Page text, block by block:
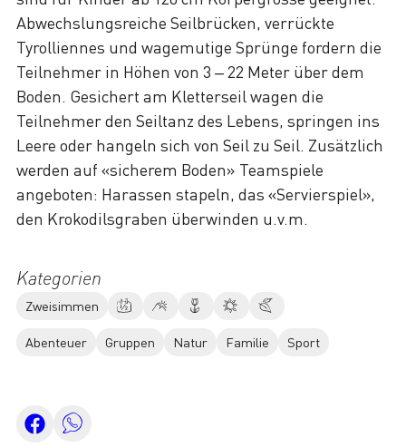
Kategorien
Zweisimmen
Abenteuer Gruppen Natur Familie Sport
Abwechslungsreiche Seilbrücken, verrückte
Tyrolliennes und wagemutige Sprünge fordern die
Teilnehmer in Höhen von 3 – 22 Meter über dem
Boden. Gesichert am Kletterseil wagen die
Teilnehmer den Seiltanz des Lebens, springen ins
Leere oder hangeln sich von Seil zu Seil. Zusätzlich
werden auf «sicherem Boden» Teamspiele
angeboten: Harassen stapeln, das «Servierspiel»,
den Krokodilsgraben überwinden u.v.m.